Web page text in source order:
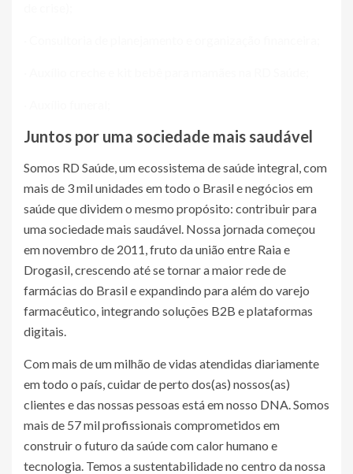
Juntos por uma sociedade mais saudável
Somos RD Saúde, um ecossistema de saúde integral, com
mais de 3 mil unidades em todo o Brasil e negócios em
saúde que dividem o mesmo propósito: contribuir para
uma sociedade mais saudável. Nossa jornada começou
em novembro de 2011, fruto da união entre Raia e
Drogasil, crescendo até se tornar a maior rede de
farmácias do Brasil e expandindo para além do varejo
farmacêutico, integrando soluções B2B e plataformas
digitais.
Com mais de um milhão de vidas atendidas diariamente
em todo o país, cuidar de perto dos(as) nossos(as)
clientes e das nossas pessoas está em nosso DNA. Somos
mais de 57 mil profissionais comprometidos em
construir o futuro da saúde com calor humano e
tecnologia. Temos a sustentabilidade no centro da nossa